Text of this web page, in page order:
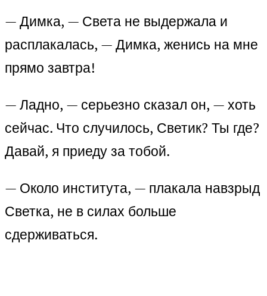
— Димка, — Света не выдержала и
расплакалась, — Димка, женись на мне
прямо завтра!
— Ладно, — серьезно сказал он, — хоть
сейчас. Что случилось, Светик? Ты где?
Давай, я приеду за тобой.
— Около института, — плакала навзрыд
Светка, не в силах больше
сдерживаться.